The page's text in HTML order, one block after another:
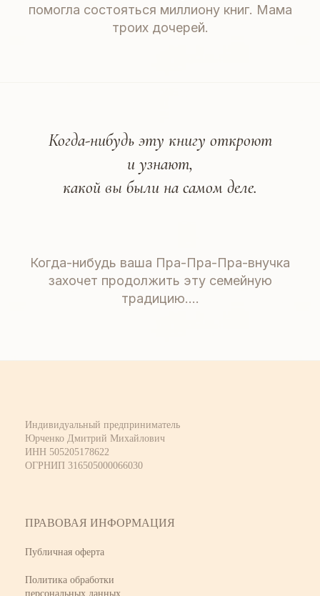
помогла состояться миллиону книг. Мама
троих дочерей.
Когда-нибудь эту книгу откроют
и узнают,
какой вы были на самом деле.
Когда-нибудь ваша Пра-Пра-Пра-внучка
захочет продолжить эту семейную
традицию….
Индивидуальный предприниматель
Юрченко Дмитрий Михайлович
ИНН 505205178622
ОГРНИП 316505000066030
ПРАВОВАЯ ИНФОРМАЦИЯ
Публичная оферта
Политика обработки
персональных данных